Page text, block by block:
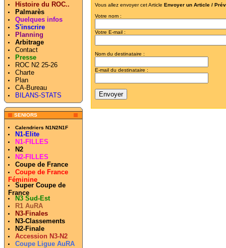
Histoire du ROC..
Palmarès
Quelques infos
S'inscrire
Planning
Arbitrage
Contact
Presse
ROC N2 25-26
Charte
Plan
CA-Bureau
BILANS-STATS
SENIORS
Calendriers N1N2N1F
N1-Elite
N1-FILLES
N2
N2-FILLES
Coupe de France
Coupe de France
Féminine
Super Coupe de
France
N3 Sud-Est
R1 AuRA
N3-Finales
N3-Classements
N2-Finale
Accession N3-N2
Coupe Ligue AuRA
Vous allez envoyer cet Article Envoyer un Article /
Votre nom :
Votre E-mail :
Nom du destinataire :
E-mail du destinataire :